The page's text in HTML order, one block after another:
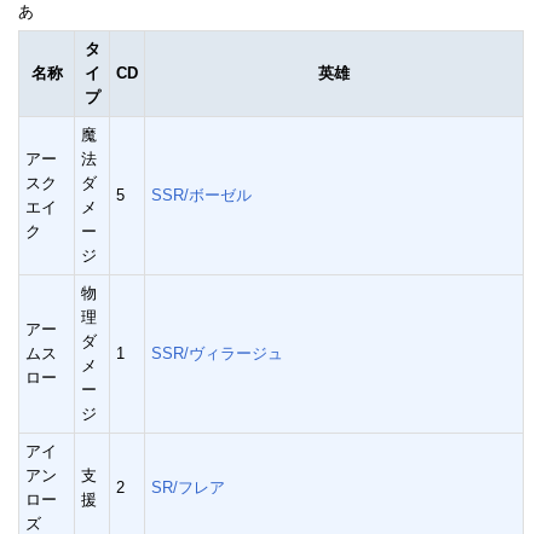
あ
名称
タ
イ
プ
CD 英雄
アー
スク
エイ
ク
魔
法
ダ
メ
ー
ジ
5 SSR/ボーゼル
アー
ムス
ロー
物
理
ダ
メ
ー
ジ
1 SSR/ヴィラージュ
アイ
アン
ロー
ズ
支
援
2 SR/フレア